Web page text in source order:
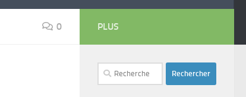
0 PLUS
Rechercher :